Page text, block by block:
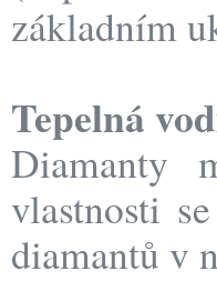
základním
Tepelná
Diamanty
vlastnosti
diamantů v